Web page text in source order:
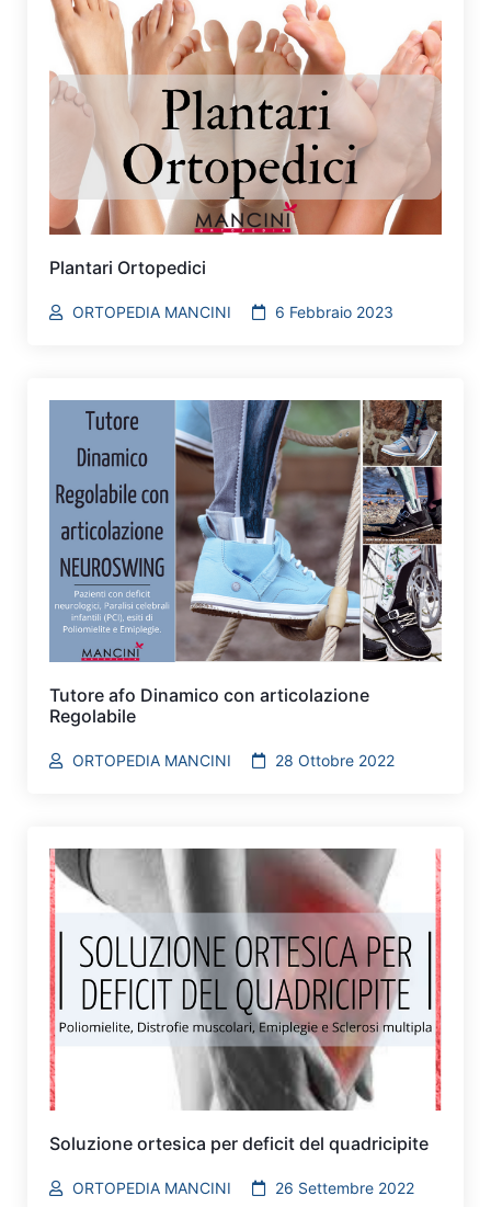
Plantari Ortopedici
ORTOPEDIA MANCINI 6 Febbraio 2023
Tutore afo Dinamico con articolazione
Regolabile
ORTOPEDIA MANCINI 28 Ottobre 2022
Soluzione ortesica per deficit del quadricipite
ORTOPEDIA MANCINI 26 Settembre 2022